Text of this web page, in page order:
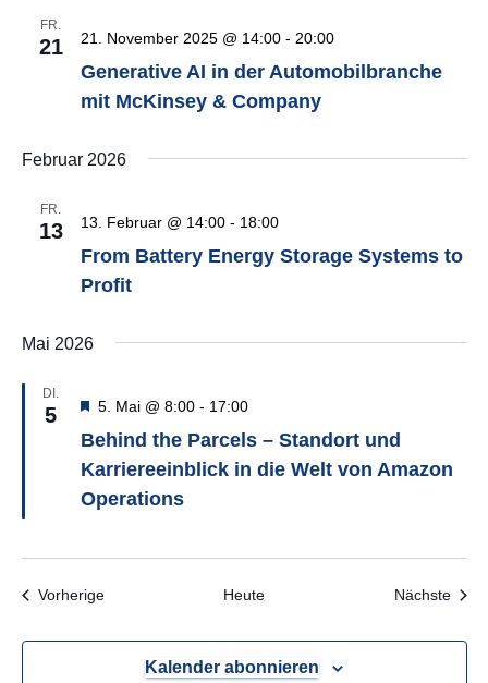
FR.
21
Generative AI in der Automobilbranche
mit McKinsey & Company
21. November 2025 @ 14:00- 20:00
Februar 2026
FR.
13
From Battery Energy Storage Systems to
Profit
13. Februar @ 14:00- 18:00
Mai 2026
DI.
5
Behind the Parcels – Standort und
Karriereeinblick in die Welt von Amazon
Operations
Hervorgehoben
5. Mai @ 8:00- 17:00
VorherigeVeranstaltungen Heute Nächste
Kalender abonnieren